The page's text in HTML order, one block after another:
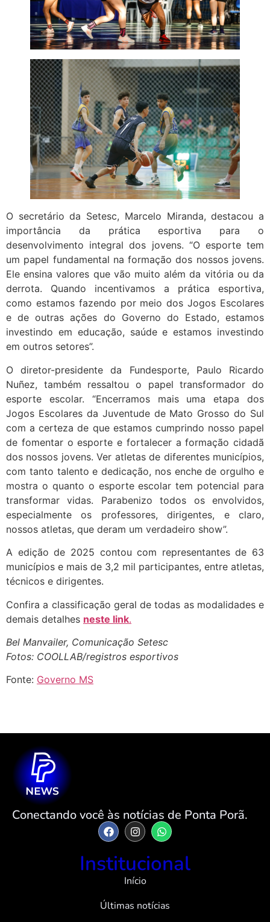
O secretário da Setesc, Marcelo Miranda, destacou a
importância da prática esportiva para o
desenvolvimento integral dos jovens. “O esporte tem
um papel fundamental na formação dos nossos jovens.
Ele ensina valores que vão muito além da vitória ou da
derrota. Quando incentivamos a prática esportiva,
como estamos fazendo por meio dos Jogos Escolares
e de outras ações do Governo do Estado, estamos
investindo em educação, saúde e estamos investindo
em outros setores”.
O diretor-presidente da Fundesporte, Paulo Ricardo
Nuñez, também ressaltou o papel transformador do
esporte escolar. “Encerramos mais uma etapa dos
Jogos Escolares da Juventude de Mato Grosso do Sul
com a certeza de que estamos cumprindo nosso papel
de fomentar o esporte e fortalecer a formação cidadã
dos nossos jovens. Ver atletas de diferentes municípios,
com tanto talento e dedicação, nos enche de orgulho e
mostra o quanto o esporte escolar tem potencial para
transformar vidas. Parabenizo todos os envolvidos,
especialmente os professores, dirigentes, e claro,
nossos atletas, que deram um verdadeiro show”.
A edição de 2025 contou com representantes de 63
municípios e mais de 3,2 mil participantes, entre atletas,
técnicos e dirigentes.
Confira a classificação geral de todas as modalidades e
demais detalhes neste link.
Bel Manvailer, Comunicação Setesc
Fotos: COOLLAB/registros esportivos
Fonte: Governo MS
Conectando você às notícias de Ponta Porã.
Institucional
Início
Últimas notícias